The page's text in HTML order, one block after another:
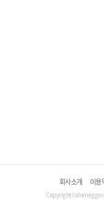
회사소개 이용